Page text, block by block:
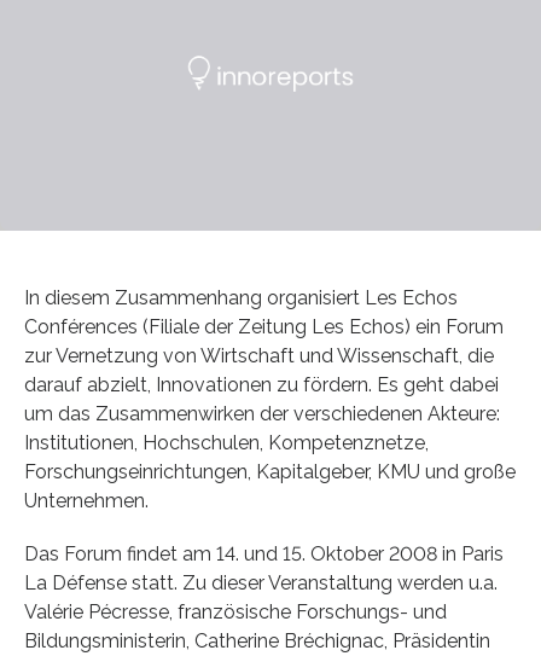
In diesem Zusammenhang organisiert Les Echos
Conférences (Filiale der Zeitung Les Echos) ein Forum
zur Vernetzung von Wirtschaft und Wissenschaft, die
darauf abzielt, Innovationen zu fördern. Es geht dabei
um das Zusammenwirken der verschiedenen Akteure:
Institutionen, Hochschulen, Kompetenznetze,
Forschungseinrichtungen, Kapitalgeber, KMU und große
Unternehmen.
Das Forum findet am 14. und 15. Oktober 2008 in Paris
La Défense statt. Zu dieser Veranstaltung werden u.a.
Valérie Pécresse, französische Forschungs- und
Bildungsministerin, Catherine Bréchignac, Präsidentin